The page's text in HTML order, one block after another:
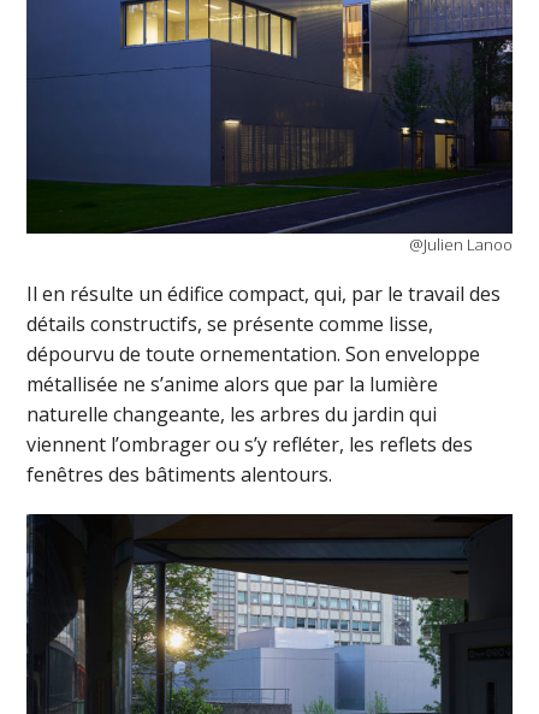
@Julien Lanoo
Il en résulte un édifice compact, qui, par le travail des
détails constructifs, se présente comme lisse,
dépourvu de toute ornementation. Son enveloppe
métallisée ne s’anime alors que par la lumière
naturelle changeante, les arbres du jardin qui
viennent l’ombrager ou s’y refléter, les reflets des
fenêtres des bâtiments alentours.